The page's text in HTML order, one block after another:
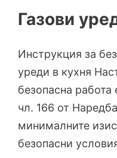
Газови
Инструкция за
уреди в кухня
безопасна работа
чл. 166 от
минималните
безопасни